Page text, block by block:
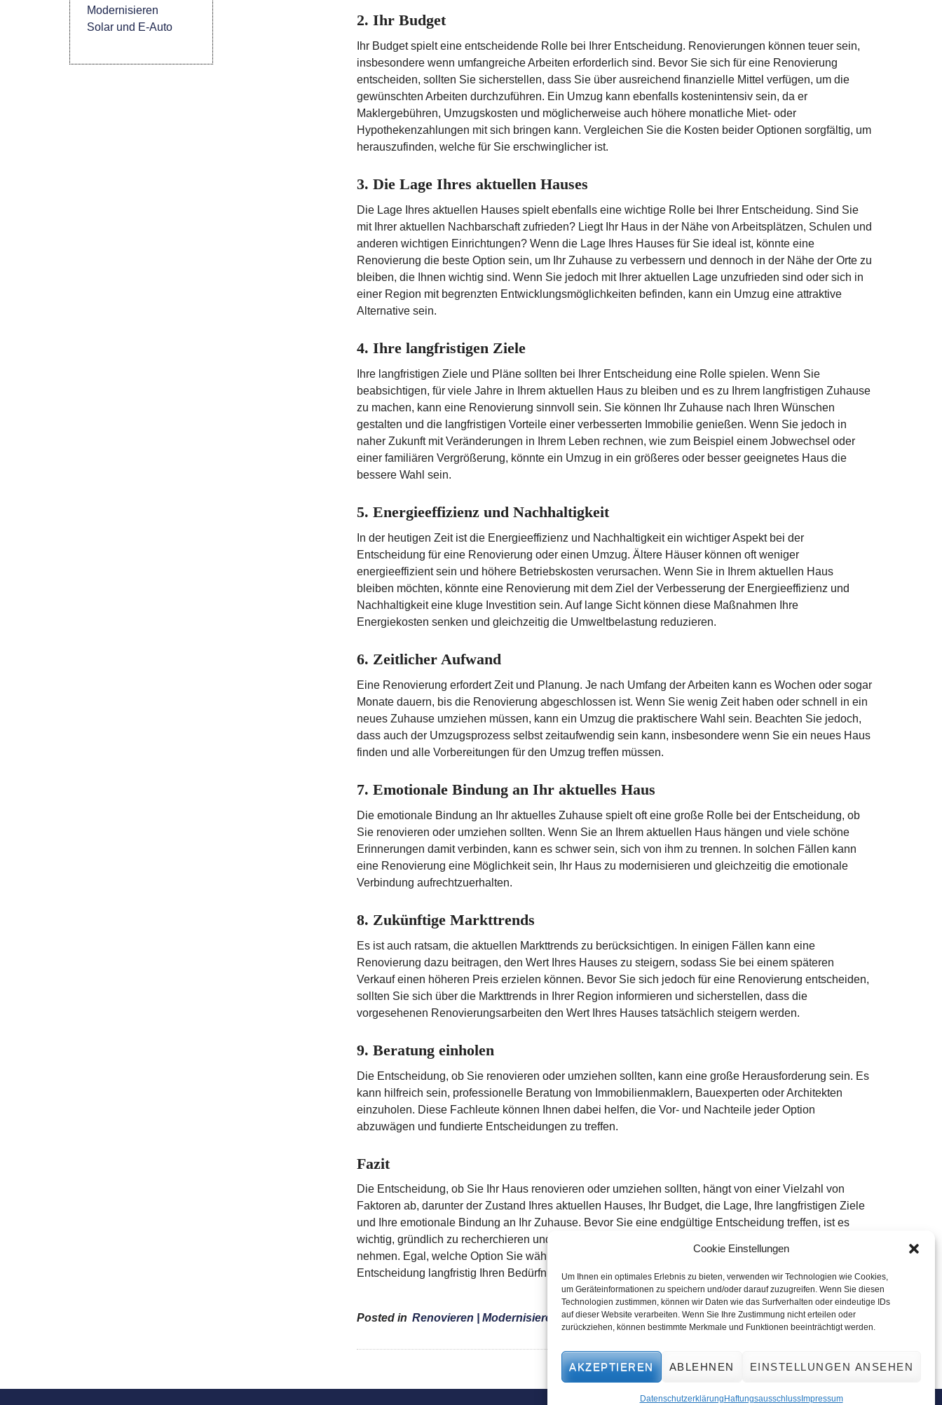
Cookie Einstellungen
Um Ihnen ein optimales Erlebnis zu bieten, verwenden wir Technologien wie Cookies,
um Geräteinformationen zu speichern und/oder darauf zuzugreifen. Wenn Sie diesen
Technologien zustimmen, können wir Daten wie das Surfverhalten oder eindeutige IDs
auf dieser Website verarbeiten. Wenn Sie Ihre Zustimmung nicht erteilen oder
zurückziehen, können bestimmte Merkmale und Funktionen beeinträchtigt werden.
AKZEPTIEREN ABLEHNEN EINSTELLUNGEN ANSEHEN
Datenschutzerklärung HaftungsausschlussImpressum
2. Ihr Budget
Ihr Budget spielt eine entscheidende Rolle bei Ihrer Entscheidung. Renovierungen können teuer sein,
insbesondere wenn umfangreiche Arbeiten erforderlich sind. Bevor Sie sich für eine Renovierung
entscheiden, sollten Sie sicherstellen, dass Sie über ausreichend finanzielle Mittel verfügen, um die
gewünschten Arbeiten durchzuführen. Ein Umzug kann ebenfalls kostenintensiv sein, da er
Maklergebühren, Umzugskosten und möglicherweise auch höhere monatliche Miet- oder
Hypothekenzahlungen mit sich bringen kann. Vergleichen Sie die Kosten beider Optionen sorgfältig, um
herauszufinden, welche für Sie erschwinglicher ist.
3. Die Lage Ihres aktuellen Hauses
Die Lage Ihres aktuellen Hauses spielt ebenfalls eine wichtige Rolle bei Ihrer Entscheidung. Sind Sie
mit Ihrer aktuellen Nachbarschaft zufrieden? Liegt Ihr Haus in der Nähe von Arbeitsplätzen, Schulen und
anderen wichtigen Einrichtungen? Wenn die Lage Ihres Hauses für Sie ideal ist, könnte eine
Renovierung die beste Option sein, um Ihr Zuhause zu verbessern und dennoch in der Nähe der Orte zu
bleiben, die Ihnen wichtig sind. Wenn Sie jedoch mit Ihrer aktuellen Lage unzufrieden sind oder sich in
einer Region mit begrenzten Entwicklungsmöglichkeiten befinden, kann ein Umzug eine attraktive
Alternative sein.
4. Ihre langfristigen Ziele
Ihre langfristigen Ziele und Pläne sollten bei Ihrer Entscheidung eine Rolle spielen. Wenn Sie
beabsichtigen, für viele Jahre in Ihrem aktuellen Haus zu bleiben und es zu Ihrem langfristigen Zuhause
zu machen, kann eine Renovierung sinnvoll sein. Sie können Ihr Zuhause nach Ihren Wünschen
gestalten und die langfristigen Vorteile einer verbesserten Immobilie genießen. Wenn Sie jedoch in
naher Zukunft mit Veränderungen in Ihrem Leben rechnen, wie zum Beispiel einem Jobwechsel oder
einer familiären Vergrößerung, könnte ein Umzug in ein größeres oder besser geeignetes Haus die
bessere Wahl sein.
5. Energieeffizienz und Nachhaltigkeit
In der heutigen Zeit ist die Energieeffizienz und Nachhaltigkeit ein wichtiger Aspekt bei der
Entscheidung für eine Renovierung oder einen Umzug. Ältere Häuser können oft weniger
energieeffizient sein und höhere Betriebskosten verursachen. Wenn Sie in Ihrem aktuellen Haus
bleiben möchten, könnte eine Renovierung mit dem Ziel der Verbesserung der Energieeffizienz und
Nachhaltigkeit eine kluge Investition sein. Auf lange Sicht können diese Maßnahmen Ihre
Energiekosten senken und gleichzeitig die Umweltbelastung reduzieren.
6. Zeitlicher Aufwand
Eine Renovierung erfordert Zeit und Planung. Je nach Umfang der Arbeiten kann es Wochen oder sogar
Monate dauern, bis die Renovierung abgeschlossen ist. Wenn Sie wenig Zeit haben oder schnell in ein
neues Zuhause umziehen müssen, kann ein Umzug die praktischere Wahl sein. Beachten Sie jedoch,
dass auch der Umzugsprozess selbst zeitaufwendig sein kann, insbesondere wenn Sie ein neues Haus
finden und alle Vorbereitungen für den Umzug treffen müssen.
7. Emotionale Bindung an Ihr aktuelles Haus
Die emotionale Bindung an Ihr aktuelles Zuhause spielt oft eine große Rolle bei der Entscheidung, ob
Sie renovieren oder umziehen sollten. Wenn Sie an Ihrem aktuellen Haus hängen und viele schöne
Erinnerungen damit verbinden, kann es schwer sein, sich von ihm zu trennen. In solchen Fällen kann
eine Renovierung eine Möglichkeit sein, Ihr Haus zu modernisieren und gleichzeitig die emotionale
Verbindung aufrechtzuerhalten.
8. Zukünftige Markttrends
Es ist auch ratsam, die aktuellen Markttrends zu berücksichtigen. In einigen Fällen kann eine
Renovierung dazu beitragen, den Wert Ihres Hauses zu steigern, sodass Sie bei einem späteren
Verkauf einen höheren Preis erzielen können. Bevor Sie sich jedoch für eine Renovierung entscheiden,
sollten Sie sich über die Markttrends in Ihrer Region informieren und sicherstellen, dass die
vorgesehenen Renovierungsarbeiten den Wert Ihres Hauses tatsächlich steigern werden.
9. Beratung einholen
Die Entscheidung, ob Sie renovieren oder umziehen sollten, kann eine große Herausforderung sein. Es
kann hilfreich sein, professionelle Beratung von Immobilienmaklern, Bauexperten oder Architekten
einzuholen. Diese Fachleute können Ihnen dabei helfen, die Vor- und Nachteile jeder Option
abzuwägen und fundierte Entscheidungen zu treffen.
Fazit
Die Entscheidung, ob Sie Ihr Haus renovieren oder umziehen sollten, hängt von einer Vielzahl von
Faktoren ab, darunter der Zustand Ihres aktuellen Hauses, Ihr Budget, die Lage, Ihre langfristigen Ziele
und Ihre emotionale Bindung an Ihr Zuhause. Bevor Sie eine endgültige Entscheidung treffen, ist es
wichtig, gründlich zu recherchieren und möglicherweise professionelle Beratung in Anspruch zu
nehmen. Egal, welche Option Sie wählen, es ist wichtig, dass Sie sich wohlfühlen und Ihre
Entscheidung langfristig Ihren Bedürfnissen und Wünschen entspricht.
Posted in Renovieren | Modernisieren Tagged Modernisieren
Modernisieren
Solar und E-Auto
© 2026 haushistorie.de